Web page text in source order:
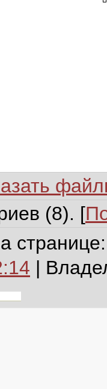
(8). [
|